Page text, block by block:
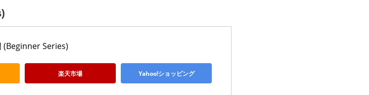
(Beginner Series)
楽天市場 Yahoo!ショッピング